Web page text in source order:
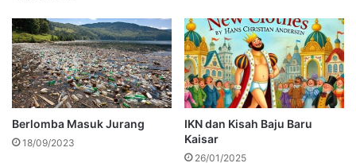
Berlomba Masuk Jurang
18/09/2023
IKN dan Kisah Baju Baru
Kaisar
26/01/2025